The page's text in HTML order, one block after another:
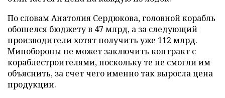
По словам Анатолия Сердюкова, головной корабль
обошелся бюджету в 47 млрд, а за следующий
производители хотят получить уже 112 млрд.
Минобороны не может заключить контракт с
кораблестроителями, поскольку те не смогли им
объяснить, за счет чего именно так выросла цена
продукции.